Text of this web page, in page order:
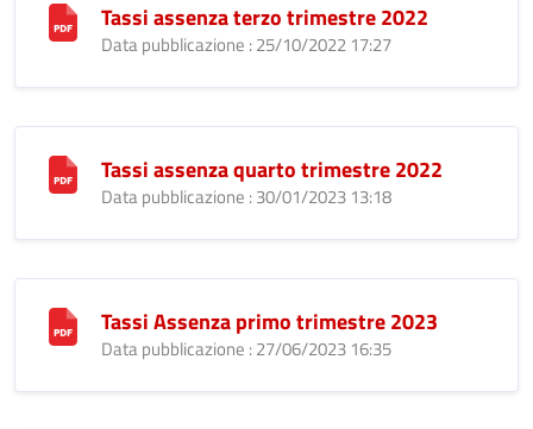
Tassi assenza terzo trimestre 2022
Data pubblicazione : 25/10/2022 17:27
Tassi assenza quarto trimestre 2022
Data pubblicazione : 30/01/2023 13:18
Tassi Assenza primo trimestre 2023
Data pubblicazione : 27/06/2023 16:35